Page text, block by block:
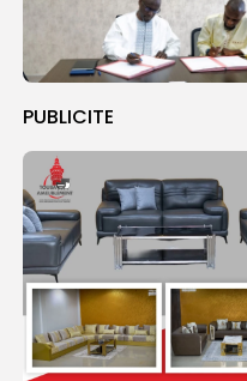
PUBLICITE